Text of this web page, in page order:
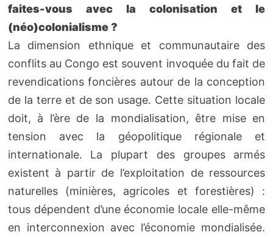
faites-vous avec la colonisation et le
(néo)colonialisme ?
La dimension ethnique et communautaire des
conflits au Congo est souvent invoquée du fait de
revendications foncières autour de la conception
de la terre et de son usage. Cette situation locale
doit, à l’ère de la mondialisation, être mise en
tension avec la géopolitique régionale et
internationale. La plupart des groupes armés
existent à partir de l’exploitation de ressources
naturelles (minières, agricoles et forestières) :
tous dépendent d’une économie locale elle-même
en interconnexion avec l’économie mondialisée.